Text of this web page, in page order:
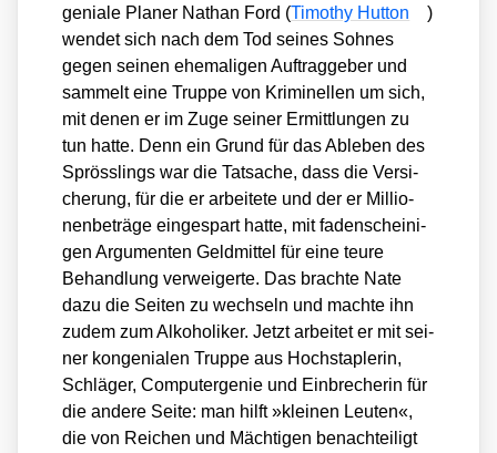
genia­le Pla­ner Nathan Ford (Timo­thy Hut­ton
)
wen­det sich nach dem Tod sei­nes Soh­nes
gegen sei­nen ehe­ma­li­gen Auf­trag­ge­ber und
sam­melt eine Trup­pe von Kri­mi­nel­len um sich,
mit denen er im Zuge sei­ner Ermitt­lun­gen zu
tun hat­te. Denn ein Grund für das Able­ben des
Spröss­lings war die Tat­sa­che, dass die Ver­si­
che­rung, für die er arbei­te­te und der er Mil­lio­
nen­be­trä­ge ein­ge­spart hat­te, mit faden­schei­ni­
gen Argu­men­ten Geld­mit­tel für eine teu­re
Behand­lung ver­wei­ger­te. Das brach­te Nate
dazu die Sei­ten zu wech­seln und mach­te ihn
zudem zum Alko­ho­li­ker. Jetzt arbei­tet er mit sei­
ner kon­ge­nia­len Trup­pe aus Hoch­stap­le­rin,
Schlä­ger, Com­pu­ter­ge­nie und Ein­bre­che­rin für
die ande­re Sei­te: man hilft »klei­nen Leu­ten«,
die von Rei­chen und Mäch­ti­gen benach­tei­ligt